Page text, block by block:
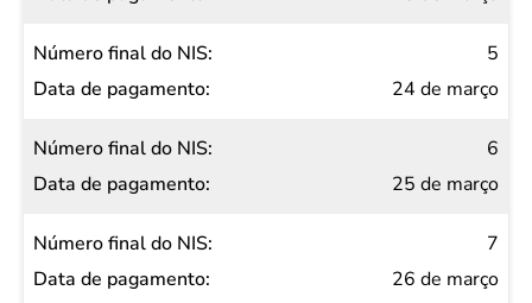
5
24 de março
6
25 de março
7
26 de março